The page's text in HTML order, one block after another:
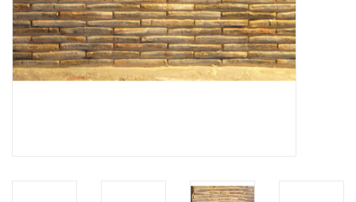
Outlet
Tevreden Klanten